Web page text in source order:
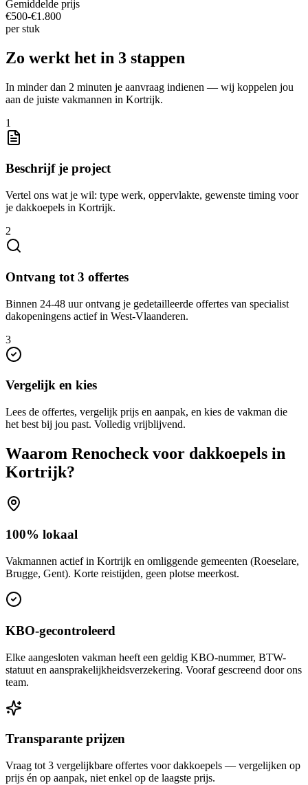
Gemiddelde prijs
€500-€1.800
perstuk
Zo werkt het in 3 stappen
In minder dan 2 minuten je aanvraag indienen — wij koppelen jou
aan de juiste vakmannen in Kortrijk.
1
Beschrijf je project
Vertel ons wat je wil: type werk, oppervlakte, gewenste timing voor
je dakkoepels in Kortrijk.
2
Ontvang tot 3 offertes
Binnen 24-48 uur ontvang je gedetailleerde offertes van specialist
dakopeningens actief in West-Vlaanderen.
3
Vergelijk en kies
Lees de offertes, vergelijk prijs en aanpak, en kies de vakman die
het best bij jou past. Volledig vrijblijvend.
Waarom Renocheck voor dakkoepels in
Kortrijk?
100% lokaal
Vakmannen actief in Kortrijk en omliggende gemeenten (Roeselare,
Brugge, Gent). Korte reistijden, geen plotse meerkost.
KBO-gecontroleerd
Elke aangesloten vakman heeft een geldig KBO-nummer, BTW-
statuut en aansprakelijkheidsverzekering. Vooraf gescreend door ons
team.
Transparante prijzen
Vraag tot 3 vergelijkbare offertes voor dakkoepels — vergelijken op
prijs én op aanpak, niet enkel op de laagste prijs.